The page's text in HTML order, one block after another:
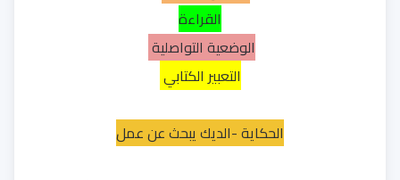
القراءة
الوضعية التواصلية
التعبير الكتابي
الحكاية -الديك يبحث عن عمل